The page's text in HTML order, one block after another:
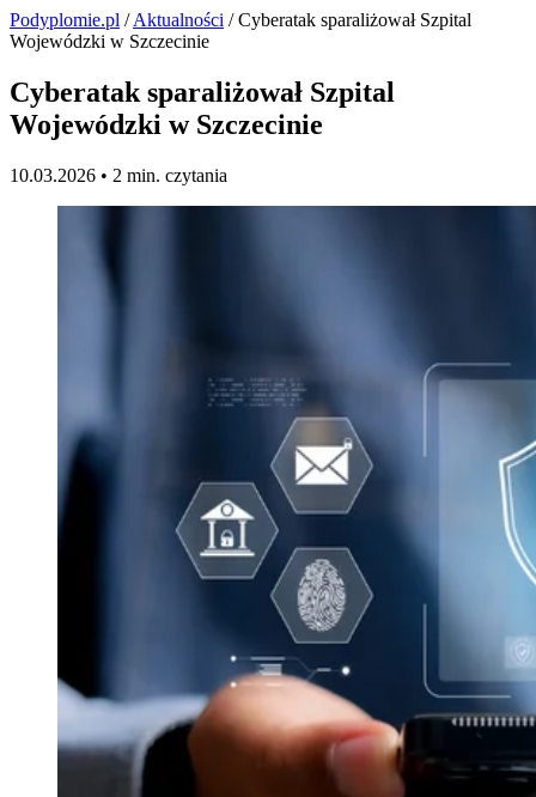
Podyplomie.pl /Aktualności / Cyberatak sparaliżował Szpital
Wojewódzki w Szczecinie
Cyberatak sparaliżował Szpital
Wojewódzki w Szczecinie
10.03.2026 • 2 min. czytania